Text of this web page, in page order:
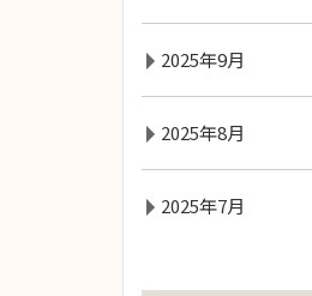
2025年9月
2025年8月
2025年7月